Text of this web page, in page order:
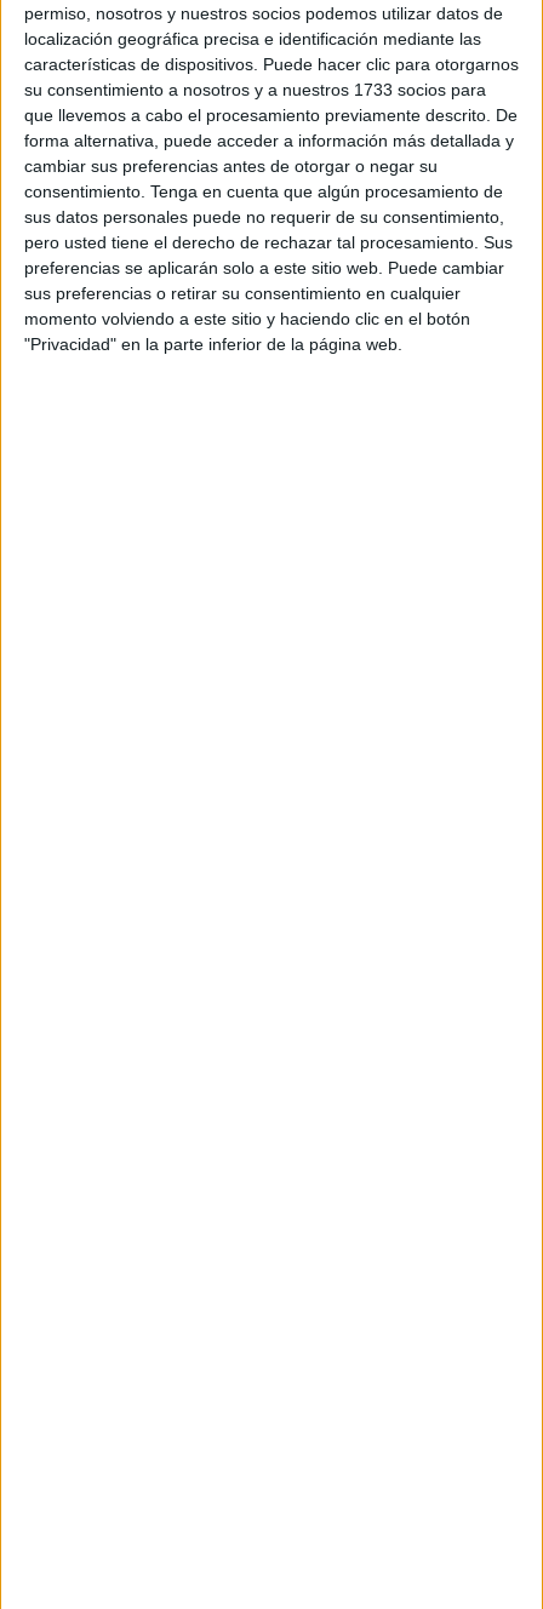
permiso, nosotros y nuestros socios podemos utilizar datos de
localización geográfica precisa e identificación mediante las
características de dispositivos. Puede hacer clic para otorgarnos
su consentimiento a nosotros y a nuestros 1733 socios para
que llevemos a cabo el procesamiento previamente descrito. De
forma alternativa, puede acceder a información más detallada y
cambiar sus preferencias antes de otorgar o negar su
consentimiento. Tenga en cuenta que algún procesamiento de
sus datos personales puede no requerir de su consentimiento,
pero usted tiene el derecho de rechazar tal procesamiento. Sus
preferencias se aplicarán solo a este sitio web. Puede cambiar
sus preferencias o retirar su consentimiento en cualquier
momento volviendo a este sitio y haciendo clic en el botón
"Privacidad" en la parte inferior de la página web.
que ha irradiado alegría.